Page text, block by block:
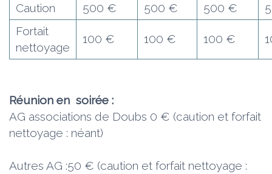
Caution
500 € 500 € 500 €
Fortait
nettoyage
100 € 100 € 100 €
Réunion en soirée :
AG associations de Doubs 0 € (caution et forfait
nettoyage : néant)
Autres AG :50 € (caution et forfait nettoyage :